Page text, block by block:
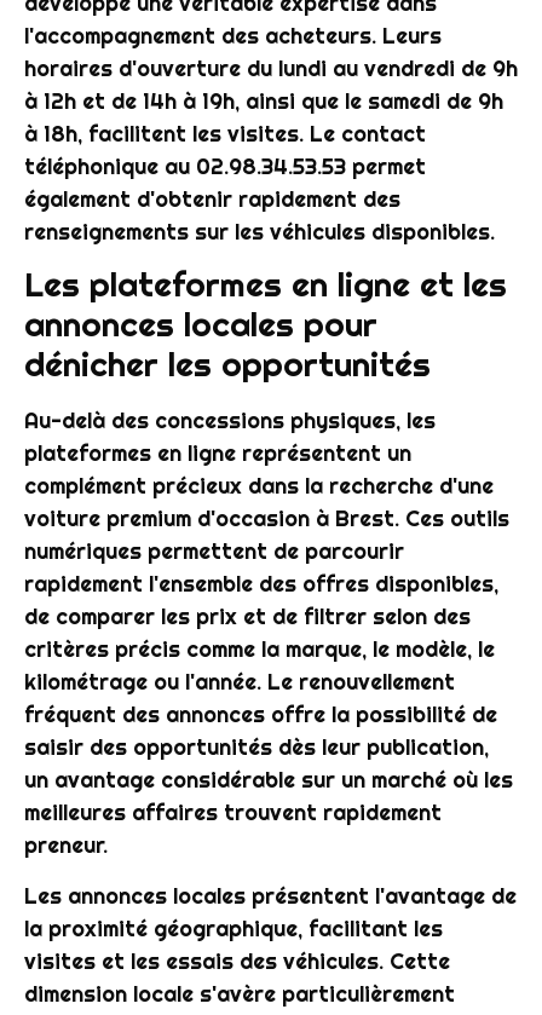
l'accompagnement des acheteurs. Leurs
horaires d'ouverture du lundi au vendredi de 9h
à 12h et de 14h à 19h, ainsi que le samedi de 9h
à 18h, facilitent les visites. Le contact
téléphonique au 02.98.34.53.53 permet
également d'obtenir rapidement des
renseignements sur les véhicules disponibles.
Les plateformes en ligne et les
annonces locales pour
dénicher les opportunités
Au-delà des concessions physiques, les
plateformes en ligne représentent un
complément précieux dans la recherche d'une
voiture premium d'occasion à Brest. Ces outils
numériques permettent de parcourir
rapidement l'ensemble des offres disponibles,
de comparer les prix et de filtrer selon des
critères précis comme la marque, le modèle, le
kilométrage ou l'année. Le renouvellement
fréquent des annonces offre la possibilité de
saisir des opportunités dès leur publication,
un avantage considérable sur un marché où les
meilleures affaires trouvent rapidement
preneur.
Les annonces locales présentent l'avantage de
la proximité géographique, facilitant les
visites et les essais des véhicules. Cette
dimension locale s'avère particulièrement